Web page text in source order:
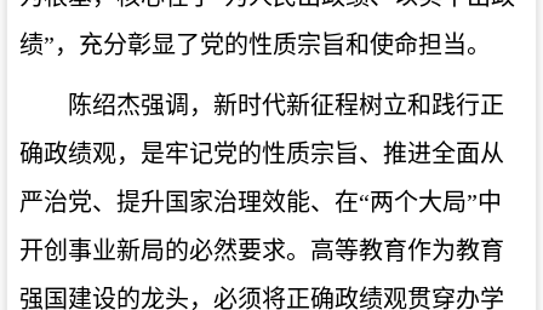
绩”，充分彰显了党的性质宗旨和使命担当。
陈绍杰强调，新时代新征程树立和践行正
确政绩观，是牢记党的性质宗旨、推进全面从
严治党、提升国家治理效能、在“两个大局”中
开创事业新局的必然要求。高等教育作为教育
强国建设的龙头，必须将正确政绩观贯穿办学